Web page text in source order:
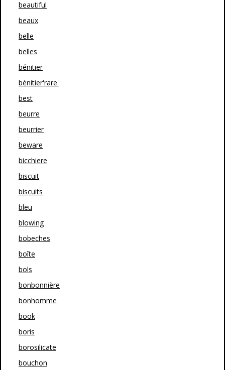
beautiful
beaux
belle
belles
bénitier
bénitier'rare'
best
beurre
beurrier
beware
bicchiere
biscuit
biscuits
bleu
blowing
bobeches
boîte
bols
bonbonnière
bonhomme
book
boris
borosilicate
bouchon